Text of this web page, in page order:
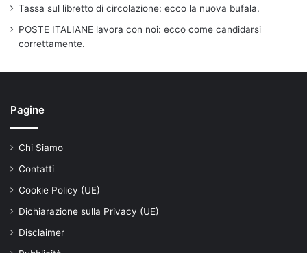
Tassa sul libretto di circolazione: ecco la nuova bufala.
POSTE ITALIANE lavora con noi: ecco come candidarsi
correttamente.
Pagine
Chi Siamo
Contatti
Cookie Policy (UE)
Dichiarazione sulla Privacy (UE)
Disclaimer